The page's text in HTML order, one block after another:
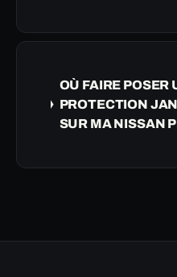
OÙ FAIRE POSER
PROTECTION
SUR MA NISSAN